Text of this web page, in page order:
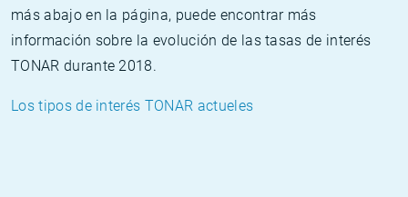
más abajo en la página, puede encontrar más
información sobre la evolución de las tasas de interés
TONAR durante 2018.
Los tipos de interés TONAR actueles